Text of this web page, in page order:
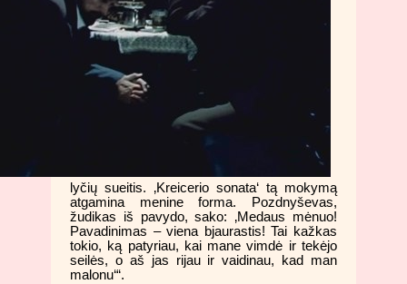
lyčių sueitis. ‚Kreicerio sonata‘ tą mokymą
atgamina menine forma. Pozdnyševas,
žudikas iš pavydo, sako: ‚Medaus mėnuo!
Pavadinimas – viena bjaurastis! Tai kažkas
tokio, ką patyriau, kai mane vimdė ir tekėjo
seilės, o aš jas rijau ir vaidinau, kad man
malonu‘“.